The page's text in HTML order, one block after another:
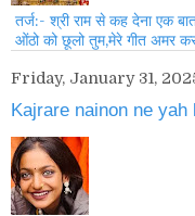
तर्ज:- श्री राम से
ओंठो को छूलो तुम,मेरे
Friday, January 31,
Kajrare nainon ne